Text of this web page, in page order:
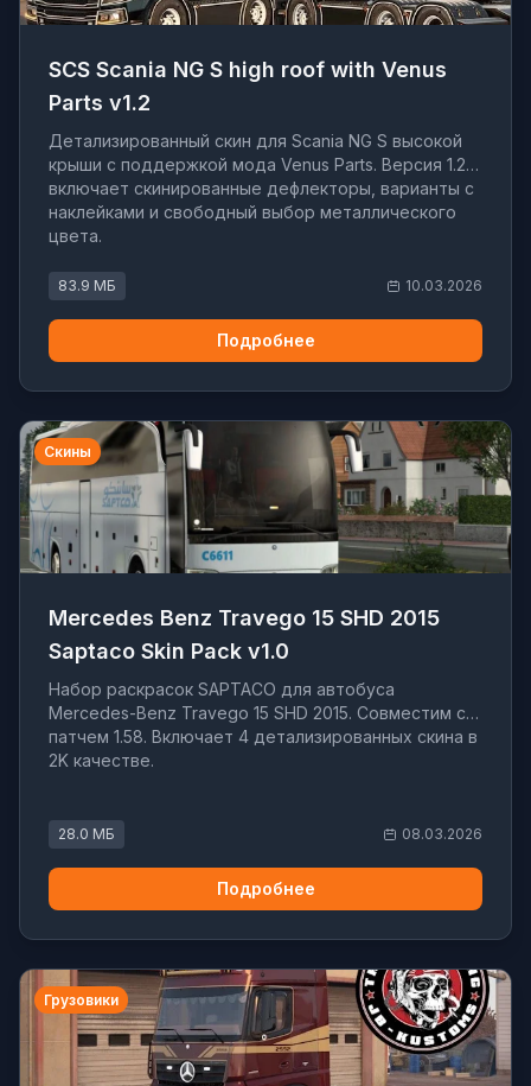
SCS Scania NG S high roof with Venus
Parts v1.2
Детализированный скин для Scania NG S высокой
крыши с поддержкой мода Venus Parts. Версия 1.2
включает скинированные дефлекторы, варианты с
наклейками и свободный выбор металлического
цвета.
83.9 МБ 10.03.2026
Подробнее
Скины
Mercedes Benz Travego 15 SHD 2015
Saptaco Skin Pack v1.0
Набор раскрасок SAPTACO для автобуса
Mercedes-Benz Travego 15 SHD 2015. Совместим с
патчем 1.58. Включает 4 детализированных скина в
2K качестве.
28.0 МБ 08.03.2026
Подробнее
Грузовики